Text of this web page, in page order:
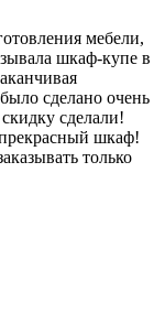
мебели,
шкаф-купе в
сделано очень
сделали!
шкаф!
только